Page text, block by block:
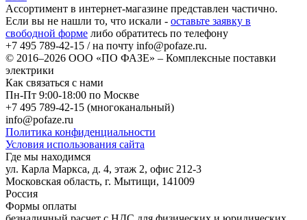
Ассортимент в интернет-магазине представлен частично.
Если вы не нашли то, что искали - оставьте заявку в
свободной форме либо обратитесь по телефону
+7 495 789-42-15 / на почту info@pofaze.ru.
© 2016–2026 ООО «ПО ФАЗЕ» – Комплексные поставки
электрики
Как связаться с нами
Пн-Пт 9:00-18:00 по Москве
+7 495 789-42-15 (многоканальный)
info@pofaze.ru
Политика конфиденциальности
Условия использования сайта
Где мы находимся
ул. Карла Маркса, д. 4, этаж 2, офис 212-3
Московская область, г. Мытищи, 141009
Россия
Формы оплаты